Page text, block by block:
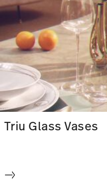
Triu Glass Vases